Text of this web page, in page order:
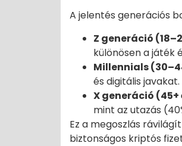
A jelentés generációs
Z generáció
különösen a játék
Millennials
és digitális javakat.
X generáció (45+
mint az utazás
Ez a megoszlás
biztonságos kriptós